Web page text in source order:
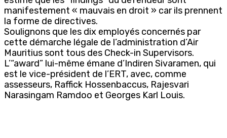
manifestement « mauvais en droit » car ils prennent
la forme de directives.
Soulignons que les dix employés concernés par
cette démarche légale de l’administration d’Air
Mauritius sont tous des Check-in Supervisors.
L’“award” lui-même émane d’Indiren Sivaramen, qui
est le vice-président de l’ERT, avec, comme
assesseurs, Raffick Hossenbaccus, Rajesvari
Narasingam Ramdoo et Georges Karl Louis.